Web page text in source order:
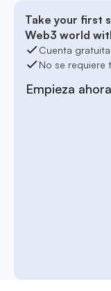
Take your first
Web3 world
Cuenta gratuita
No se requiere
Empieza ahora